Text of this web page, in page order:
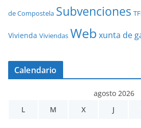
de Compostela Subvenciones
Vivienda Viviendas Web xunta de
Calendario
agosto 2026
L
M X J